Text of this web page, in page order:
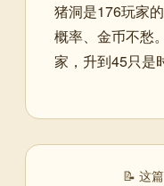
猪洞是176玩家
概率、金币不愁
家，升到45只是
📝 这